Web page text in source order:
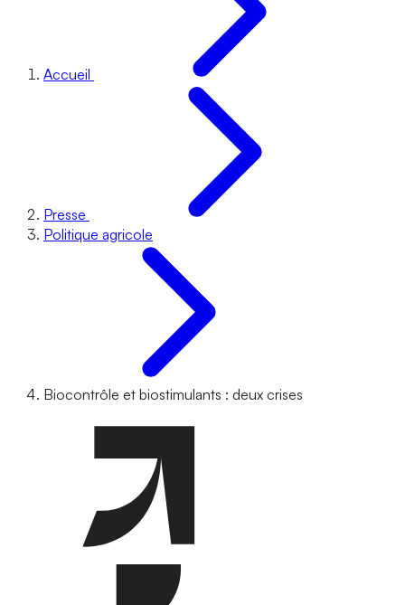
Accueil
Presse
Politique agricole
Biocontrôle et biostimulants : deux crises